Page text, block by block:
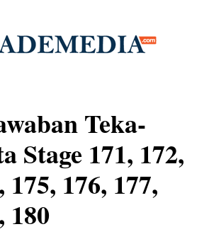
Teka-
Stage 171, 172,
175, 176, 177,
180